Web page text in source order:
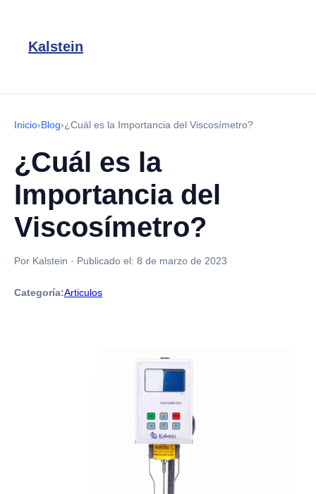
Kalstein
Inicio›Blog›¿Cuál es la Importancia del Viscosímetro?
¿Cuál es la
Importancia del
Viscosímetro?
Por Kalstein · Publicado el: 8 de marzo de 2023
Categoría:Articulos